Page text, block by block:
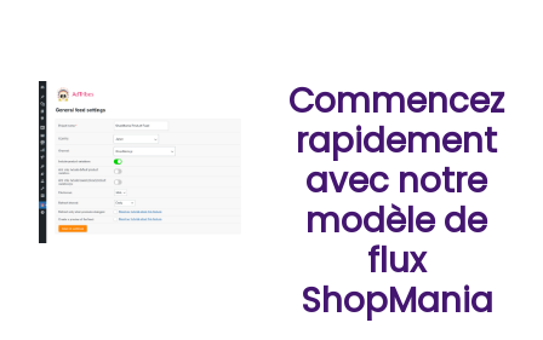
Commencez
rapidement
avec notre
modèle de
flux
ShopMania